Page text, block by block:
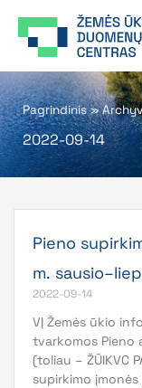
prie
Pagrindinis»
2022-09-14
Pieno
m.
2022-09-14
VĮ Žemės ūkio
tvarkomos Pieno
(toliau – ŽŪIKVC
supirkimo